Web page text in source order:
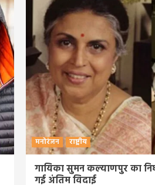
मनोरंजन राष्ट्रीय
गायिका सुमन कल्याणपुर का
गई अंतिम विदाई